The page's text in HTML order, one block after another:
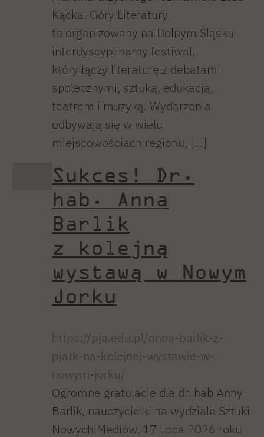
Kącka. Góry Literatury
to organizowany na Dolnym Śląsku
interdyscyplinarny festiwal,
który łączy literaturę z debatami
społecznymi, sztuką, edukacją,
teatrem i muzyką. Wydarzenia
odbywają się w wielu
miejscowościach regionu, […]
Sukces! Dr.
hab. Anna
Barlik
z kolejną
wystawą w Nowym
Jorku
https://pja.edu.pl/anna-barlik-z-
pjatk-na-kolejnej-wystawie-w-
nowym-jorku/
Ogromne gratulacje dla dr. hab Anny
Barlik, nauczycielki na wydziale Sztuki
Nowych Mediów. 17 lipca 2026 roku